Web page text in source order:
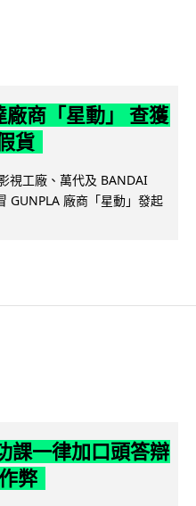
商「星動」 查獲
貨
視工廠、萬代及 BANDAI
GUNPLA 廠商「星動」發起
課一律加口頭答辯
弊